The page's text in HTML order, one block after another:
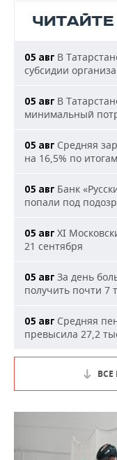
05 авг В
субсидии
05 авг В
минимальный
05 авг Средняя
на 16,5% по
05 авг Банк
попали под
05 авг XI
21 сентября
05 авг За день
получить почти 7
05 авг Средняя
превысила 27,2